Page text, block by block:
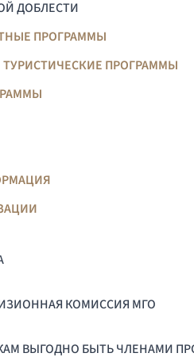
ДОБЛЕСТИ
ПРОГРАММЫ
ПРОГРАММЫ
КОМИССИЯ МГО
ВЫГОДНО БЫТЬ ЧЛЕНАМИ